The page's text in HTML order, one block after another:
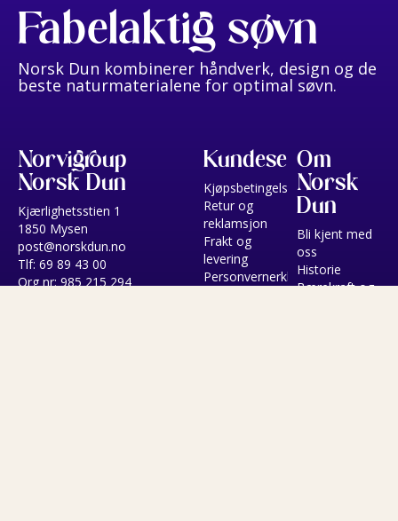
Fabelaktig søvn
Norsk Dun kombinerer håndverk, design og de
beste naturmaterialene for optimal søvn.
Norvigroup
Norsk Dun
Kjærlighetsstien 1
1850 Mysen
post@norskdun.no
Tlf: 69 89 43 00
Org nr: 985 215 294
Kundeservice
Kjøpsbetingelser
Retur og
reklamsjon
Frakt og
levering
Personvernerklæring
Om
Norsk
Dun
Bli kjent med
oss
Historie
Bærekraft og